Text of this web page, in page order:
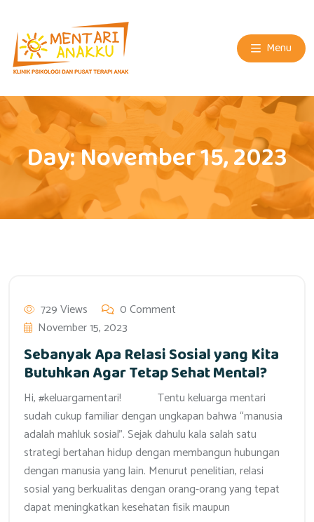
Menu
Day:November 15, 2023
729 Views
0 Comment
November 15, 2023
Sebanyak Apa Relasi Sosial yang Kita
Butuhkan Agar Tetap Sehat Mental?
Hi, #keluargamentari! Tentu keluarga mentari
sudah cukup familiar dengan ungkapan bahwa “manusia
adalah mahluk sosial”. Sejak dahulu kala salah satu
strategi bertahan hidup dengan membangun hubungan
dengan manusia yang lain. Menurut penelitian, relasi
sosial yang berkualitas dengan orang-orang yang tepat
dapat meningkatkan kesehatan fisik maupun